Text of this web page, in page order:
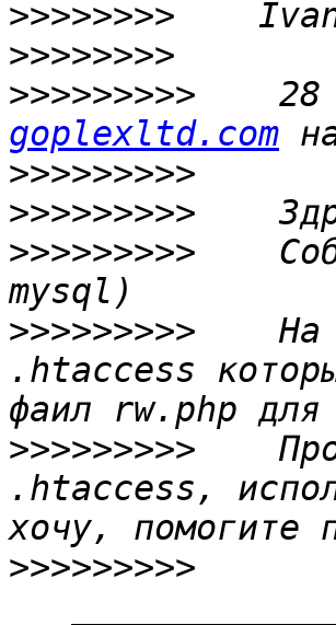
>>>>>>>>
>>>>>>>>
>>>>>>>>> 28
goplexltd.com
>>>>>>>>>
>>>>>>>>>
>>>>>>>>>
>>>>>>>>> На
.htaccess
>>>>>>>>>
.htaccess,
>>>>>>>>>